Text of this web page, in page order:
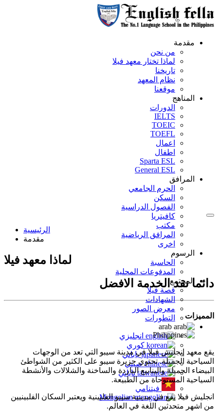
مقدمة
من نحن
لماذا تختار معهد فيلا
تاريخنا
نظام المعهد
موقعنا
المناهج
الدورات
IELTS
TOEIC
TOEFL
اعمال
اطفال
Sparta ESL
General ESL
المرافق
الحرم الجامعي
السكن
الفصول الدراسية
كافيتريا
مكتب
المرافق الرياضية
اخرى
الرسوم
الحاسبة
المدفوعات المحلية
المجتمع
قصة فيلا
الشهادات
معرض الصور
التطورات
arab
انجليزي
كوري
ياباني
صيني
تاياني
فيتنامي
Mongolian
الرئيسية
مقدمة
لماذا معهد فيلا
دائما نقد الخدمة الافضل
المميزات
يقع معهد إنجليش فيلا في مدينة سيبو التي تعد من الوجهات
السياحية الجميلة. تحتوي جزيرة سيبو على الكثير من الشواطئ
البيضاء الجميلة والينابيع الباردة والساخنة والشلالات والأنشطة
السياحية المستوحاة من الطبيعة.
انجليش فيلا يقع في مدينية سيبو الفلبينية ويعتبر السكان الفلبينيين
من اشهر متحدثين اللغة في العالم.